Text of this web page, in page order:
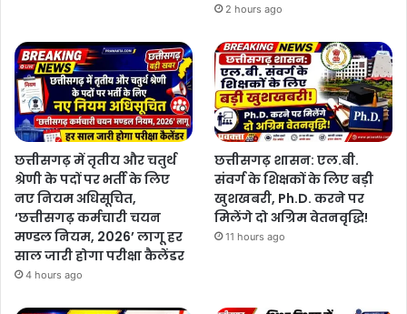
2 hours ago
छत्तीसगढ़ में तृतीय और चतुर्थ
श्रेणी के पदों पर भर्ती के लिए
नए नियम अधिसूचित,
‘छत्तीसगढ़ कर्मचारी चयन
मण्डल नियम, 2026’ लागू हर
साल जारी होगा परीक्षा कैलेंडर
4 hours ago
छत्तीसगढ़ शासन: एल.बी.
संवर्ग के शिक्षकों के लिए बड़ी
खुशखबरी, Ph.D. करने पर
मिलेंगे दो अग्रिम वेतनवृद्धि!
11 hours ago